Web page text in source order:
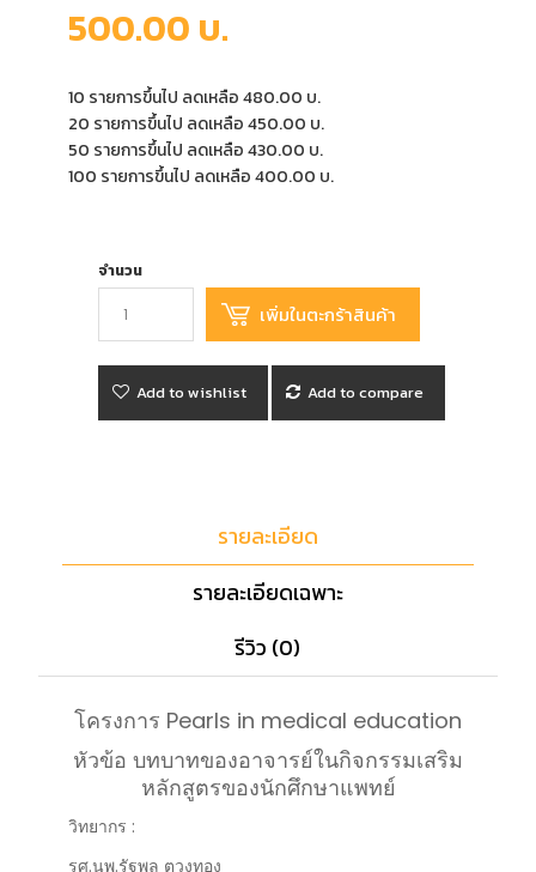
500.00 บ.
10 รายการขึ้นไป ลดเหลือ 480.00 บ.
20 รายการขึ้นไป ลดเหลือ 450.00 บ.
50 รายการขึ้นไป ลดเหลือ 430.00 บ.
100 รายการขึ้นไป ลดเหลือ 400.00 บ.
จำนวน
Add to wishlist Add to compare
รายละเอียด
รายละเอียดเฉพาะ
รีวิว (0)
โครงการ Pearls in medical education
หัวข้อ บทบาทของอาจารย์ในกิจกรรมเสริม
หลักสูตรของนักศึกษาแพทย์
วิทยากร :
รศ.นพ.รัฐพล ตวงทอง